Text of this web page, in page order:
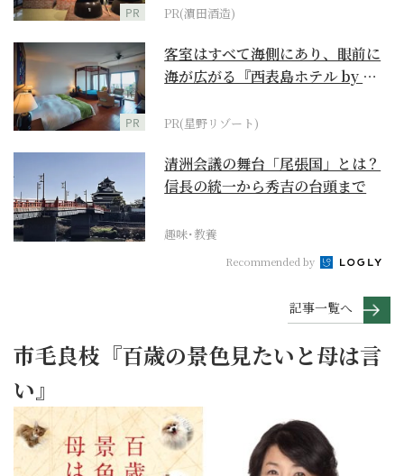
PR PR(濵田酒造)
PR
客室はすべて海側にあり、眼前に
海が広がる『西表島ホテル by 星
PR(星野リゾート)
清洲会議の舞台「尾張国」とは？
信長の統一から秀吉の台頭まで
趣味･教養
Recommended by
記事一覧へ
市毛良枝『百歳の景色見たいと母は言
い』